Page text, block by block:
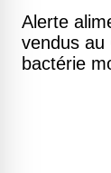
Alerte
vendus au
bactérie